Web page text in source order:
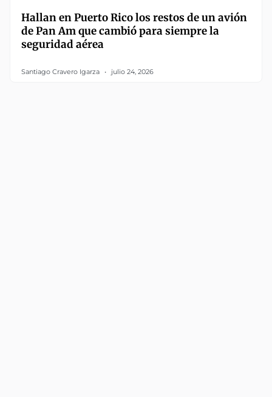
Hallan en Puerto Rico los restos de un avión
de Pan Am que cambió para siempre la
seguridad aérea
Santiago Cravero Igarza julio 24, 2026